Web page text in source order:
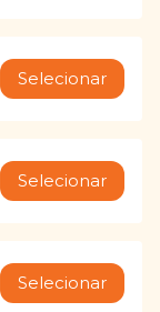
Selecionar
Selecionar
Selecionar